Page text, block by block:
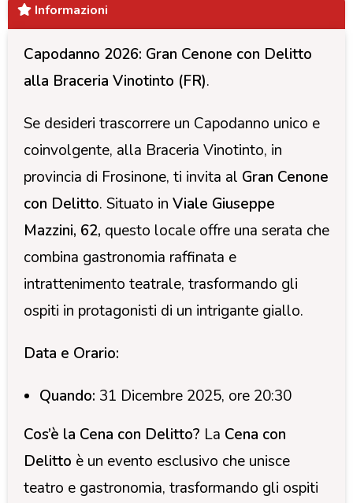
Informazioni
Capodanno 2026: Gran Cenone con Delitto
alla Braceria Vinotinto (FR).
Se desideri trascorrere un Capodanno unico e
coinvolgente, alla Braceria Vinotinto, in
provincia di Frosinone, ti invita al Gran Cenone
con Delitto. Situato in Viale Giuseppe
Mazzini, 62, questo locale offre una serata che
combina gastronomia raffinata e
intrattenimento teatrale, trasformando gli
ospiti in protagonisti di un intrigante giallo.
Data e Orario:
Quando: 31 Dicembre 2025, ore 20:30
Cos’è la Cena con Delitto? La Cena con
Delitto è un evento esclusivo che unisce
teatro e gastronomia, trasformando gli ospiti